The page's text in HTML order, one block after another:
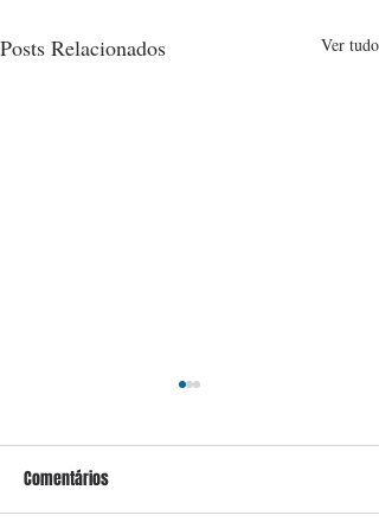
Posts Relacionados Ver tudo
Comentários